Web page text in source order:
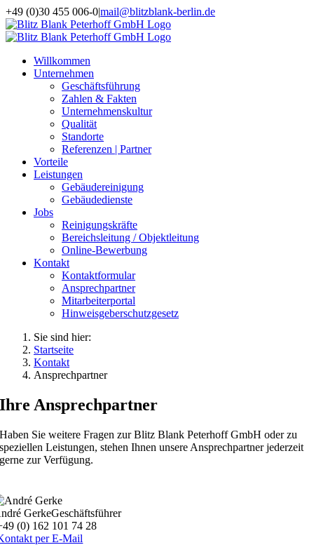
Zum
Inhalt
springen
+49 (0)30 455 006-0|mail@blitzblank-berlin.de
Willkommen
Unternehmen
Geschäftsführung
Zahlen & Fakten
Unternehmenskultur
Qualität
Standorte
Referenzen | Partner
Vorteile
Leistungen
Gebäudereinigung
Gebäudedienste
Jobs
Reinigungskräfte
Bereichsleitung / Objektleitung
Online-Bewerbung
Kontakt
Kontaktformular
Ansprechpartner
Mitarbeiterportal
Hinweisgeberschutzgesetz
Sie sind hier:
Startseite
Kontakt
Ansprechpartner
Ihre Ansprechpartner
Haben Sie weitere Fragen zur Blitz Blank Peterhoff GmbH oder zu
speziellen Leistungen, stehen Ihnen unsere Ansprechpartner jederzeit
gerne zur Verfügung.
GerkeGeschäftsführer
(0) 162 101 74 28
per E-Mail